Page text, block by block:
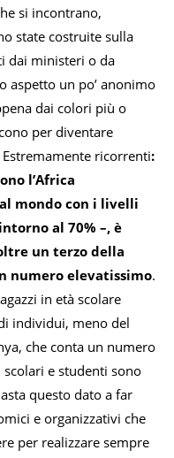
si incontrano,
state costruite sulla
dai ministeri o da
aspetto un po’ anonimo
dai colori più o
per diventare
ricorrenti:
l’Africa
mondo con i livelli
al 70% –, è
un terzo della
numero elevatissimo.
in età scolare
individui, meno del
che conta un numero
e studenti sono
questo dato a far
e organizzativi che
per realizzare sempre